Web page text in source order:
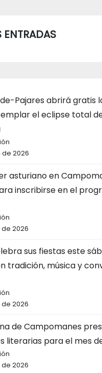
ENTRADAS
Pajares abrirá gratis
el eclipse total
2026
asturiano en
inscribirse en el
2026
sus fiestas este
tradición, música y
2026
de Campomanes
literarias para el mes
2026